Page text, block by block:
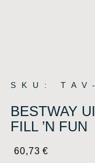
SKU:
BESTWAY
FILL ’N FUN
60,73€